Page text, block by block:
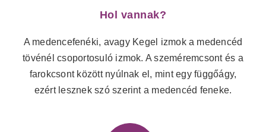
Hol vannak?
A medencefenéki, avagy Kegel izmok a medencéd
tövénél csoportosuló izmok. A szeméremcsont és a
farokcsont között nyúlnak el, mint egy függőágy,
ezért lesznek szó szerint a medencéd feneke.